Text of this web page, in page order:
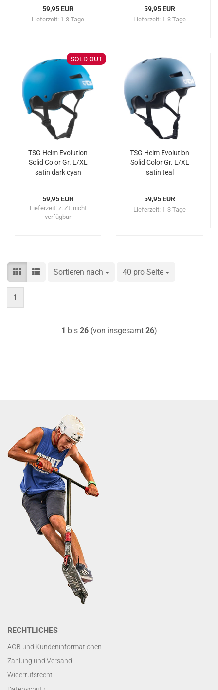
59,95 EUR
Lieferzeit: 1-3 Tage
59,95 EUR
Lieferzeit: 1-3 Tage
SOLD OUT
TSG Helm Evolution
Solid Color Gr. L/XL
satin dark cyan
59,95 EUR
Lieferzeit: z. Zt. nicht
verfügbar
TSG Helm Evolution
Solid Color Gr. L/XL
satin teal
59,95 EUR
Lieferzeit: 1-3 Tage
Sortieren nach
Sortieren nach 40 pro Seite
pro Seite
1
1 bis 26(von insgesamt 26)
RECHTLICHES
AGB und Kundeninformationen
Zahlung und Versand
Widerrufsrecht